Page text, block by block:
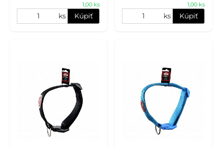
1,00 ks
ks Kúpiť
NOVA zaručujú, že vášmu
1,00 ks
ks Kúpiť